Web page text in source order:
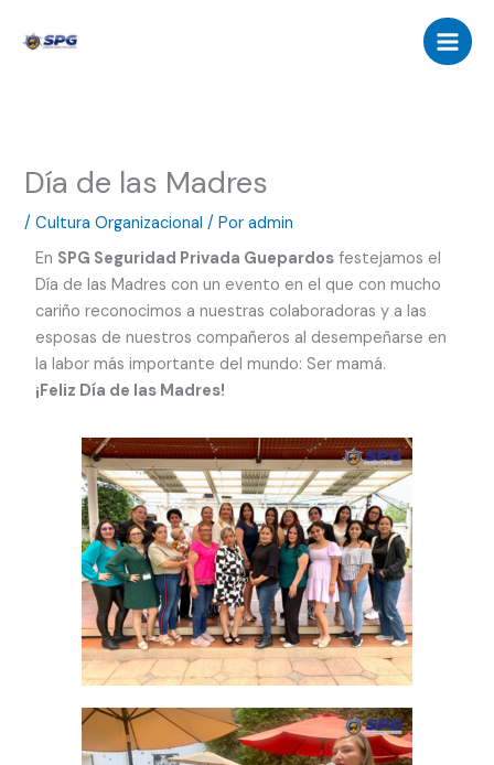
Día de las Madres
/Cultura Organizacional / Poradmin
En SPG Seguridad Privada Guepardos festejamos el
Día de las Madres con un evento en el que con mucho
cariño reconocimos a nuestras colaboradoras y a las
esposas de nuestros compañeros al desempeñarse en
la labor más importante del mundo: Ser mamá.
¡Feliz Día de las Madres!